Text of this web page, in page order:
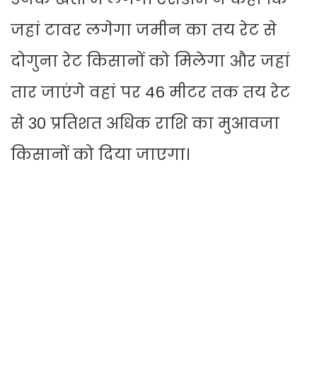
जहां टावर लगेगा जमीन का तय रेट से
दोगुना रेट किसानों को मिलेगा और जहां
तार जाएंगे वहां पर 46 मीटर तक तय रेट
से 30 प्रतिशत अधिक राशि का मुआवजा
किसानों को दिया जाएगा।